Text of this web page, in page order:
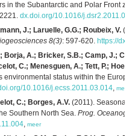
in the Subantarctic and Polar Front
dx.doi.org/10.1016/
J.; Laruelle, G.G.; Roubeix, V.
8(3): 597-620. https://
Borja, A.; Bricker, S.B.; Camp, J.;
C.; Menesguen, A.; Tett, P.;
environmental status within the
10.1016/j.ecss.2011.03.014, meer
C.; Borges, A.V. (2011). Seasonal
Southern North Sea. Prog.
, meer